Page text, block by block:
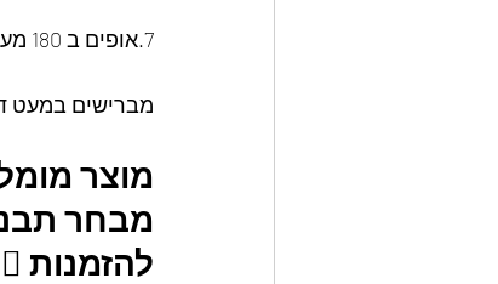
7.אופים ב 180 מעלות על תכנית טורבו למשך 25 דקות.
מברישים במעט
מוצר
מבחר
להזמנות